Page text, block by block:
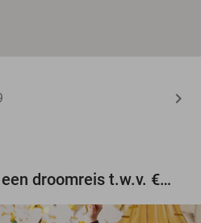
Maak gratis kans op een droomreis t.w.v. €3.000!